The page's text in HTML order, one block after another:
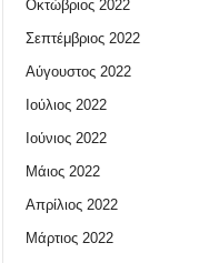
Οκτώβριος 2022
Σεπτέμβριος 2022
Αύγουστος 2022
Ιούλιος 2022
Ιούνιος 2022
Μάιος 2022
Απρίλιος 2022
Μάρτιος 2022